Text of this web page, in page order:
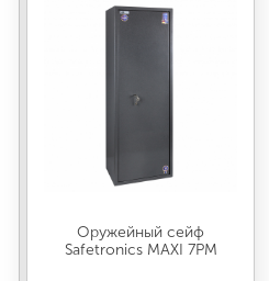
МЕБЕЛЬ
Оружейный сейф
Safetronics MAXI 7PM